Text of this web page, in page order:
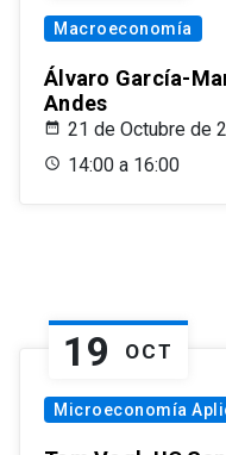
Macroeconomía
Álvaro García-
Andes
21 de Octubre de
14:00 a 16:00
19 OCT
Microeconomía